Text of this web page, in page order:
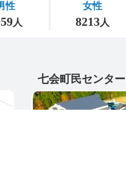
七会町民センター